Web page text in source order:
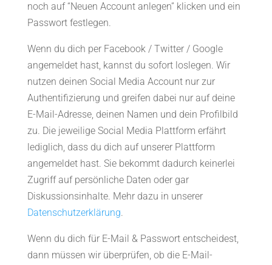
noch auf “Neuen Account anlegen” klicken und ein
Passwort festlegen.
Wenn du dich per Facebook / Twitter / Google
angemeldet hast, kannst du sofort loslegen. Wir
nutzen deinen Social Media Account nur zur
Authentifizierung und greifen dabei nur auf deine
E-Mail-Adresse, deinen Namen und dein Profilbild
zu. Die jeweilige Social Media Plattform erfährt
lediglich, dass du dich auf unserer Plattform
angemeldet hast. Sie bekommt dadurch keinerlei
Zugriff auf persönliche Daten oder gar
Diskussionsinhalte. Mehr dazu in unserer
Datenschutzerklärung.
Wenn du dich für E-Mail & Passwort entscheidest,
dann müssen wir überprüfen, ob die E-Mail-